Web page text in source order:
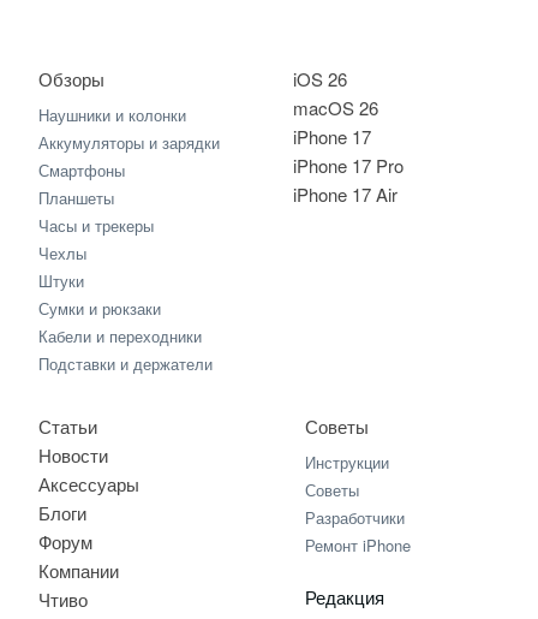
iOS 26
macOS 26
iPhone 17
iPhone 17 Pro
iPhone 17 Air
Обзоры
Наушники и колонки
Аккумуляторы и зарядки
Смартфоны
Планшеты
Часы и трекеры
Чехлы
Штуки
Сумки и рюкзаки
Кабели и переходники
Подставки и держатели
Статьи
Новости
Аксессуары
Блоги
Форум
Компании
Чтиво
Советы
Инструкции
Советы
Разработчики
Ремонт iPhone
Редакция